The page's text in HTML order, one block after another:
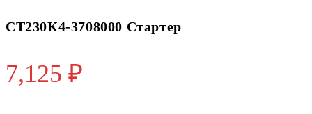
СТ230К4-3708000 Стартер
7,125 ₽